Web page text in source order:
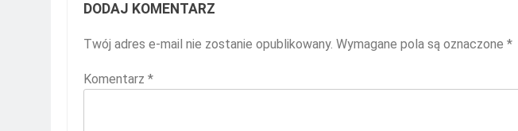
DODAJ KOMENTARZ
Twój adres e-mail nie zostanie opublikowany. Wymagane pola są oznaczone *
Komentarz *